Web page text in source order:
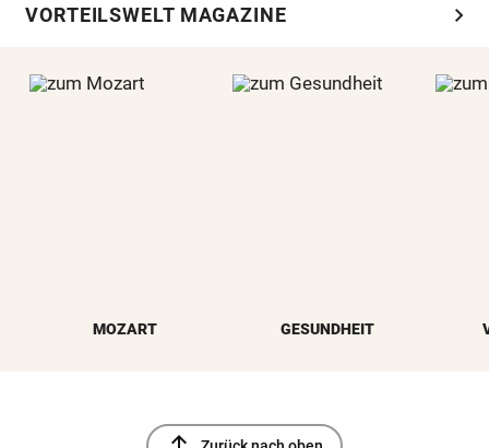
VORTEILSWELT MAGAZINE chevron_right
MOZART GESUNDHEIT